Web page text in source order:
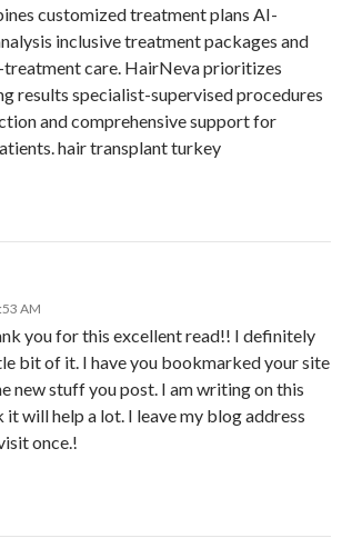
customized treatment plans AI-
inclusive treatment packages and
care. HairNeva prioritizes
results specialist-supervised procedures
and comprehensive support for
hair transplant turkey
AM
you for this excellent read!! I definitely
bit of it. I have you bookmarked your site
new stuff you post. I am writing on this
it will help a lot. I leave my blog address
once.!